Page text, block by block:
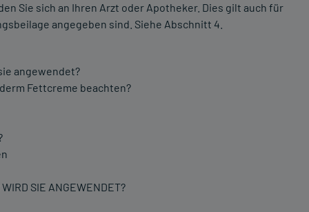
Sie sich an Ihren Arzt oder Apotheker. Dies gilt auch für
angegeben sind. Siehe Abschnitt 4.
angewendet?
Fettcreme beachten?
WIRD SIE ANGEWENDET?